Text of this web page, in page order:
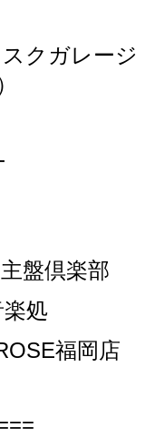
スクガレー
盤倶楽部
処
福岡店